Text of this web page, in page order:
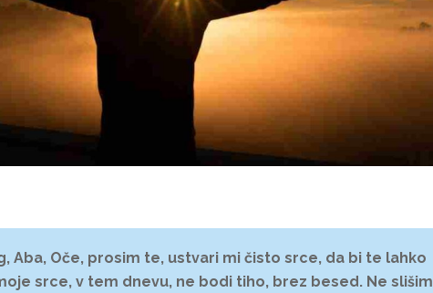
Aba, Oče, prosim te, ustvari mi čisto srce, da bi te lahko
srce, v tem dnevu, ne bodi tiho, brez besed. Ne slišim